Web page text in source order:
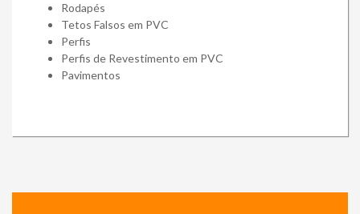
Rodapés
Tetos Falsos em PVC
Perfis
Perfis de Revestimento em PVC
Pavimentos